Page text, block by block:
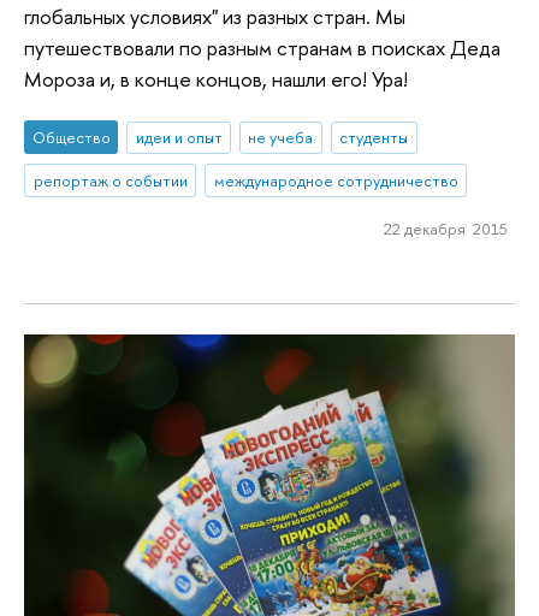
глобальных условиях" из разных стран. Мы
путешествовали по разным странам в поисках Деда
Мороза и, в конце концов, нашли его! Ура!
Общество идеи и опыт не учеба
студенты
репортаж о событии
международное сотрудничество
22 декабря 2015